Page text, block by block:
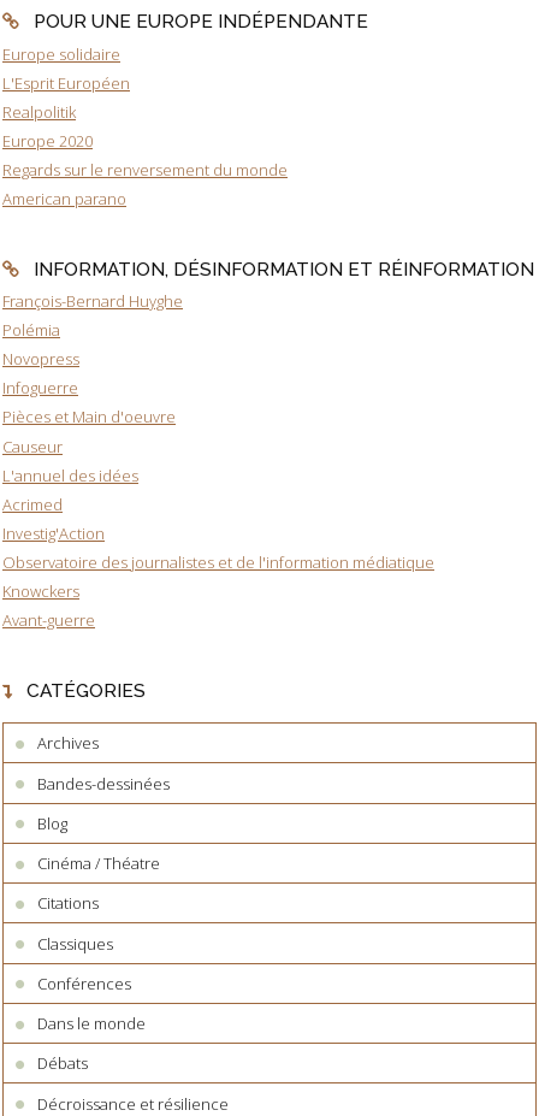
POUR UNE EUROPE INDÉPENDANTE
Europe solidaire
L'Esprit Européen
Realpolitik
Europe 2020
Regards sur le renversement du monde
American parano
INFORMATION, DÉSINFORMATION ET RÉINFORMATION
François-Bernard Huyghe
Polémia
Novopress
Infoguerre
Pièces et Main d'oeuvre
Causeur
L'annuel des idées
Acrimed
Investig'Action
Observatoire des journalistes et de l'information médiatique
Knowckers
Avant-guerre
CATÉGORIES
Archives
Bandes-dessinées
Blog
Cinéma / Théatre
Citations
Classiques
Conférences
Dans le monde
Débats
Décroissance et résilience